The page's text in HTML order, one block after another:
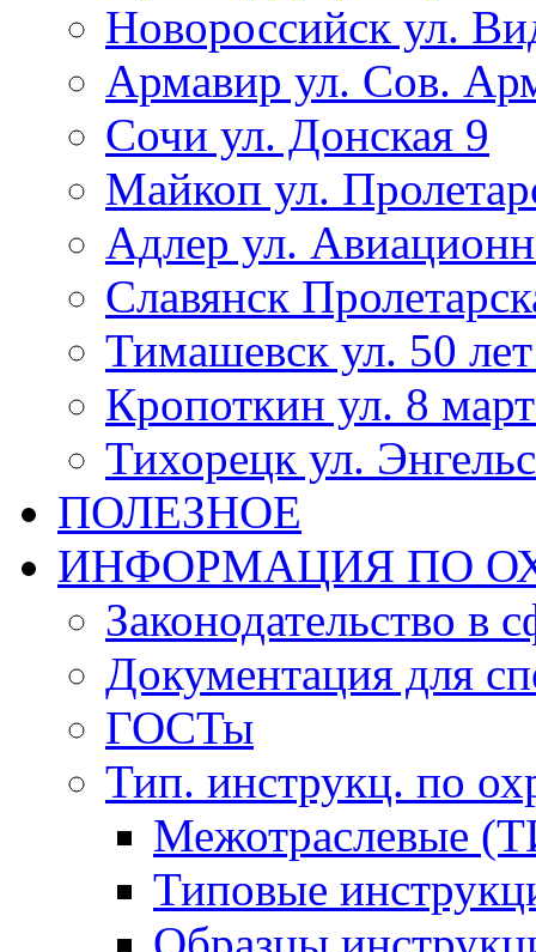
Новороссийск ул.
Армавир ул. Сов.
Сочи ул. Донская 9
Майкоп ул.
Адлер ул.
Славянск
Тимашевск ул. 50
Кропоткин ул. 8
Тихорецк ул.
ПОЛЕЗНОЕ
ИНФОРМАЦИЯ ПО
Законодательство в
Документация для
ГОСТы
Тип. инструкц. по
Межотраслевые
Типовые